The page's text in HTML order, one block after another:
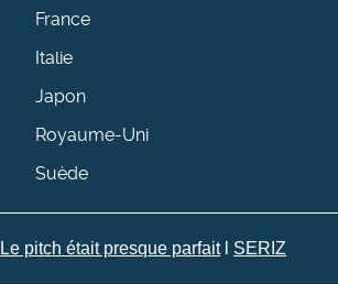
France
Italie
Japon
Royaume-Uni
Suède
Le pitch était presque parfaitl SERIZ